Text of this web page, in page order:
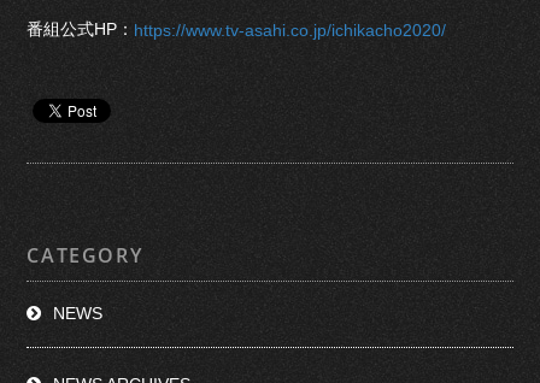
番組公式HP： https://www.tv-asahi.co.jp/ichikacho2020/
CATEGORY
NEWS